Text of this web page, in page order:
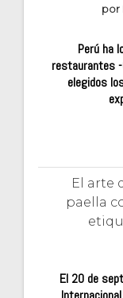
por
Perú ha
restaurantes
elegidos
El arte
paella
El 20 de